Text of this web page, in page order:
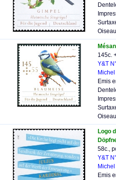
145c.
Y&T
Emis
Logo
58c.,
Y&T
Emis